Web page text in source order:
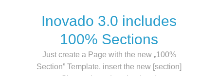
Inovado 3.0 includes
100% Sections
Just create a Page with the new „100%
Section” Template, insert the new [section]